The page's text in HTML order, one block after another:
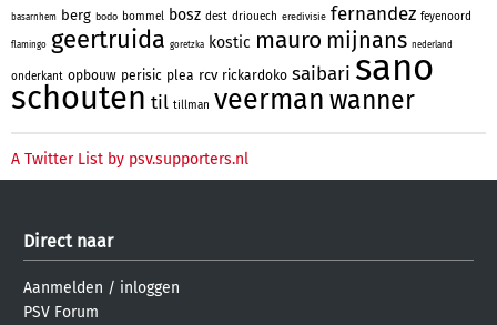
basarnhem berg bodo bommel bosz dest driouech eredivisie fernandez feyenoord
flamingo geertruida goretzka kostic mauro mijnans nederland
onderkant opbouw perisic plea rcv rickardoko saibari sano
schouten til tillman veerman wanner
A Twitter List by psv.supporters.nl
Direct naar
Aanmelden / inloggen
PSV Forum